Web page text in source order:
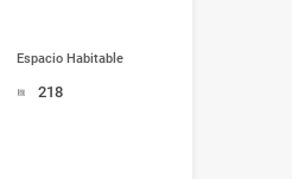
Espacio Habitable
218